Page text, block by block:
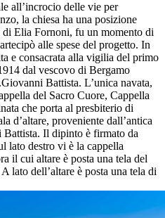
all’incrocio delle vie per
la chiesa ha una posizione
Elia Fornoni, fu un momento di
alle spese del progetto. In
e consacrata alla vigilia del primo
dal vescovo di Bergamo
Battista. L’unica navata,
del Sacro Cuore, Cappella
che porta al presbiterio di
d’altare, proveniente dall’antica
Il dipinto è firmato da
lato destro vi è la cappella
il cui altare è posta una tela del
lato dell’altare è posta una tela di